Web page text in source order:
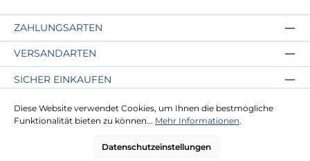
ZAHLUNGSARTEN
VERSANDARTEN
SICHER EINKAUFEN
ÜBER UNS
Diese Website verwendet Cookies, um Ihnen die bestmögliche
Funktionalität bieten zu können... Mehr Informationen.
Datenschutzeinstellungen